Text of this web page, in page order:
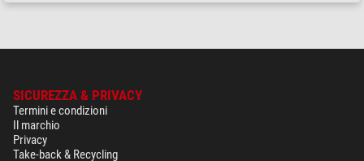
SICUREZZA & PRIVACY
Termini e condizioni
Il marchio
Privacy
Take-back & Recycling